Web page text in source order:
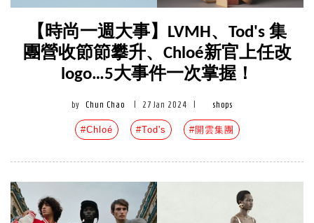
【時尚一週大事】LVMH、Tod's 集
團營收節節攀升、Chloé新官上任改
logo…5大事件一次掌握！
by Chun Chao 27 Jan 2024 shops
#Chloé #Tod's #開雲集團